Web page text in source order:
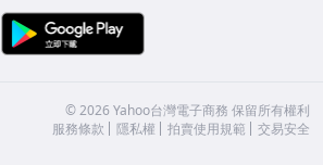
APP Store
©2026 Yahoo台灣電子商務 保留所有權利
服務條款
隱私權 拍賣使用規範 交易安全